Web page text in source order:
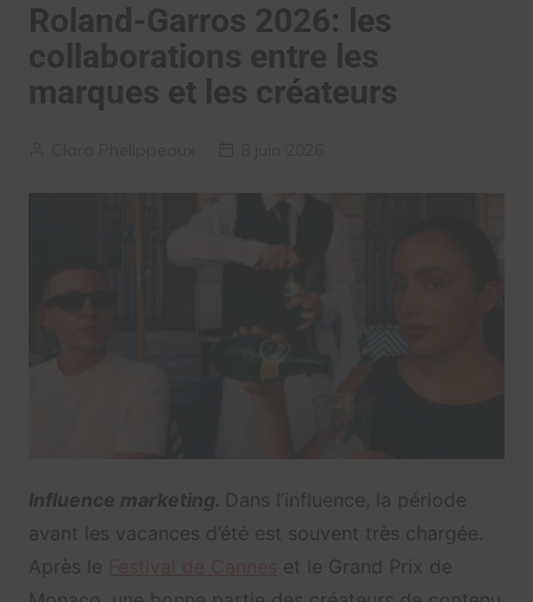
Roland-Garros 2026: les
collaborations entre les
marques et les créateurs
Influence marketing. Dans l’influence, la période
avant les vacances d’été est souvent très chargée.
Après le
et le Grand Prix de